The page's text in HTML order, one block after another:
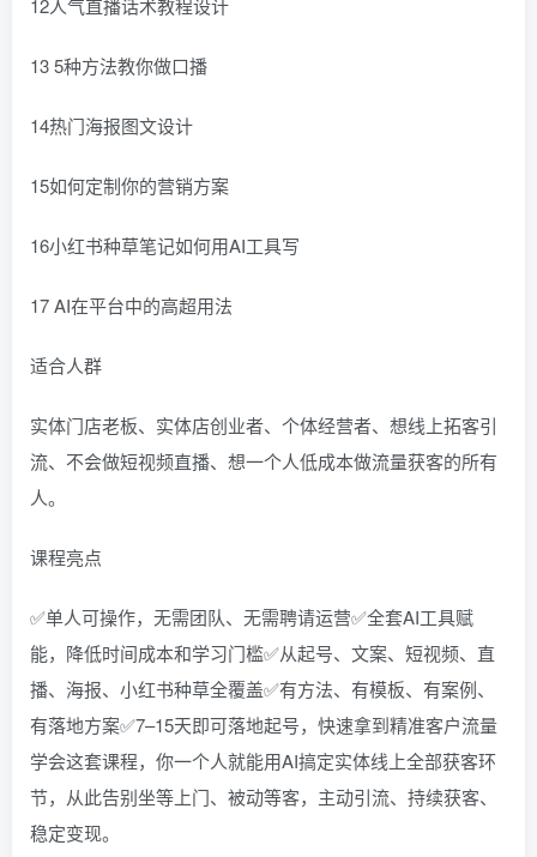
12人气直播话术教程设计
13 5种方法教你做口播
14热门海报图文设计
15如何定制你的营销方案
16小红书种草笔记如何用AI工具写
17 AI在平台中的高超用法
适合人群
实体门店老板、实体店创业者、个体经营者、想线上拓客引
流、不会做短视频直播、想一个人低成本做流量获客的所有
人。
课程亮点
✅单人可操作，无需团队、无需聘请运营✅全套AI工具赋
能，降低时间成本和学习门槛✅从起号、文案、短视频、直
播、海报、小红书种草全覆盖✅有方法、有模板、有案例、
有落地方案✅7–15天即可落地起号，快速拿到精准客户流量
学会这套课程，你一个人就能用AI搞定实体线上全部获客环
节，从此告别坐等上门、被动等客，主动引流、持续获客、
稳定变现。